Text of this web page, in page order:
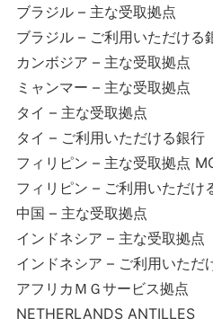
ブラジル – 主な受取拠点
ブラジル – ご利用いただける
カンボジア – 主な受取拠点
ミャンマー – 主な受取拠点
タイ – 主な受取拠点
タイ – ご利用いただける銀行
フィリピン – 主な受取拠点
フィリピン – ご利用いただけ
中国 – 主な受取拠点
インドネシア – 主な受取拠点
インドネシア – ご利用いただ
アフリカＭＧサービス拠点
NETHERLANDS ANTILLES